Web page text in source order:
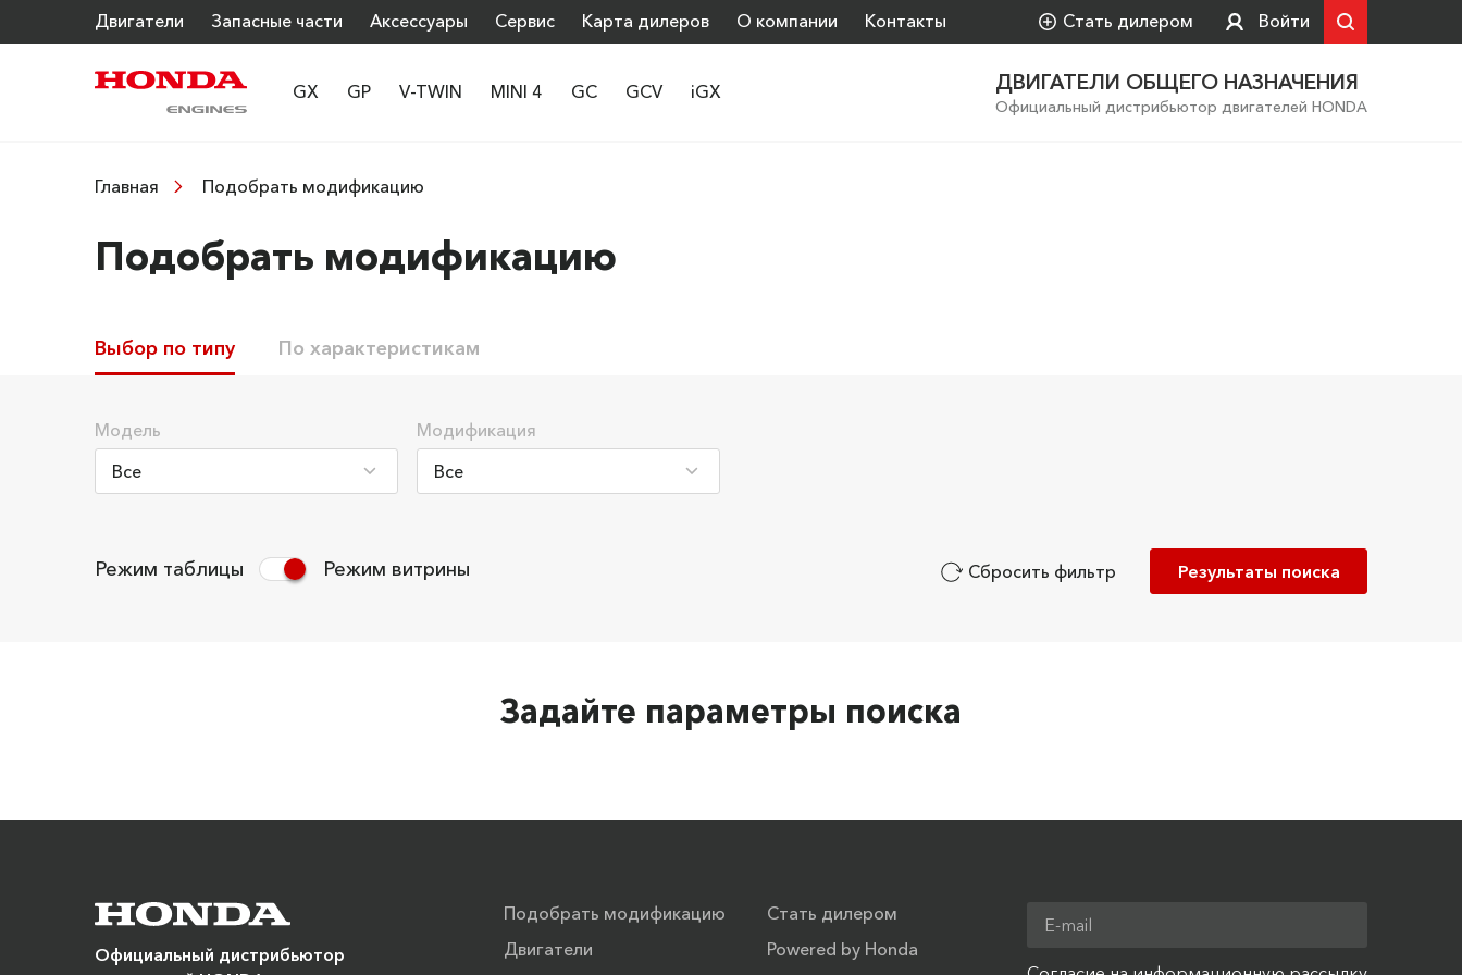
Двигатели Запасные части Аксессуары Сервис Карта дилеров О компании Контакты Стать дилером Войти
GX GP V-TWIN MINI 4 GC GCV iGX ДВИГАТЕЛИ ОБЩЕГО НАЗНАЧЕНИЯ
Официальный дистрибьютор двигателей HONDA
Главная Подобрать модификацию
Подобрать модификацию
Выбор по типу По характеристикам
Модель Модификация
Режим таблицы Режим витрины Сбросить фильтр
Задайте параметры поиска
Официальный дистрибьютор
Подобрать модификацию
Двигатели
Стать дилером
Powered by Honda